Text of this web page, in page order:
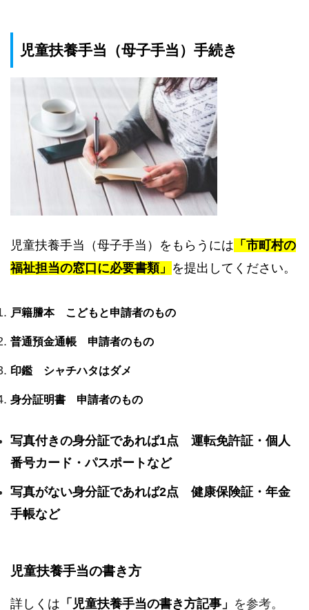
児童扶養手当（母子手当）手続き
児童扶養手当（母子手当）をもらうには 「市町村の
福祉担当の窓口に必要書類」 を提出してください。
戸籍謄本 こどもと申請者のもの
普通預金通帳 申請者のもの
印鑑 シャチハタはダメ
身分証明書 申請者のもの
写真付きの身分証であれば1点 運転免許証・個人
番号カード・パスポートなど
写真がない身分証であれば2点 健康保険証・年金
手帳など
児童扶養手当の書き方
詳しくは 「児童扶養手当の書き方記事」 を参考。